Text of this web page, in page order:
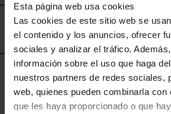
Esta página web usa cookies
Las cookies de este sitio web se
el contenido y los anuncios, ofrecer
sociales y analizar el tráfico.
información sobre el uso que haga
nuestros partners de redes sociales,
web, quienes pueden combinarla con
que les haya proporcionado o que
Envíos disponibles
Murcia.
Financia a plazos con Cetelem
+ info